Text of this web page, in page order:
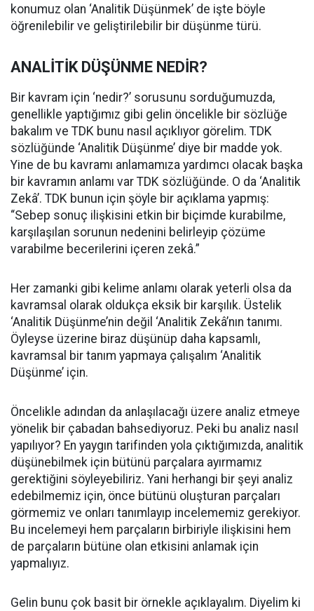
konumuz olan ‘Analitik Düşünmek’ de işte böyle
öğrenilebilir ve geliştirilebilir bir düşünme türü.
ANALİTİK DÜŞÜNME NEDİR?
Bir kavram için ‘nedir?’ sorusunu sorduğumuzda,
genellikle yaptığımız gibi gelin öncelikle bir sözlüğe
bakalım ve TDK bunu nasıl açıklıyor görelim. TDK
sözlüğünde ‘Analitik Düşünme’ diye bir madde yok.
Yine de bu kavramı anlamamıza yardımcı olacak başka
bir kavramın anlamı var TDK sözlüğünde. O da ‘Analitik
Zekâ’. TDK bunun için şöyle bir açıklama yapmış:
“Sebep sonuç ilişkisini etkin bir biçimde kurabilme,
karşılaşılan sorunun nedenini belirleyip çözüme
varabilme becerilerini içeren zekâ.”
Her zamanki gibi kelime anlamı olarak yeterli olsa da
kavramsal olarak oldukça eksik bir karşılık. Üstelik
‘Analitik Düşünme’nin değil ‘Analitik Zekâ’nın tanımı.
Öyleyse üzerine biraz düşünüp daha kapsamlı,
kavramsal bir tanım yapmaya çalışalım ‘Analitik
Düşünme’ için.
Öncelikle adından da anlaşılacağı üzere analiz etmeye
yönelik bir çabadan bahsediyoruz. Peki bu analiz nasıl
yapılıyor? En yaygın tarifinden yola çıktığımızda, analitik
düşünebilmek için bütünü parçalara ayırmamız
gerektiğini söyleyebiliriz. Yani herhangi bir şeyi analiz
edebilmemiz için, önce bütünü oluşturan parçaları
görmemiz ve onları tanımlayıp incelememiz gerekiyor.
Bu incelemeyi hem parçaların birbiriyle ilişkisini hem
de parçaların bütüne olan etkisini anlamak için
yapmalıyız.
Gelin bunu çok basit bir örnekle açıklayalım. Diyelim ki